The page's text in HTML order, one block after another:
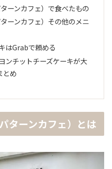
ーンカフェ）で食べたもの
ーンカフェ）その他のメニ
はGrabで頼める
ンチットチーズケーキが大
とめ
ターンカフェ）とは